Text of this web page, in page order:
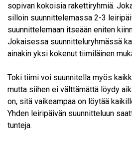
sopivan kokoisia rakettiryhmiä.
silloin suunnittelemassa 2-3
suunnittelemaan itseään eniten
Jokaisessa suunnitteluryhmässä
ainakin yksi kokenut tiimiläinen
Toki tiimi voi suunnitella myös
mutta siihen ei välttämättä löydy
on, sitä vaikeampaa on löytää
Yhden leiripäivän suunnitteluun
tunteja.